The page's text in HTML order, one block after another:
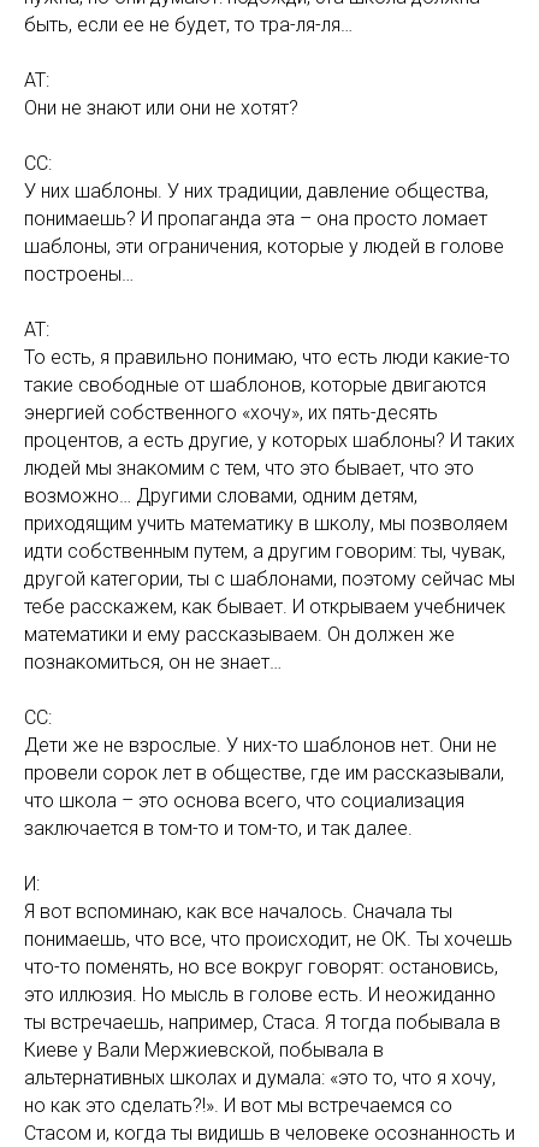
быть, если ее не будет, то тра-ля-ля…
АТ:
Они не знают или они не хотят?
СС:
У них шаблоны. У них традиции, давление общества,
понимаешь? И пропаганда эта – она просто ломает
шаблоны, эти ограничения, которые у людей в голове
построены…
АТ:
То есть, я правильно понимаю, что есть люди какие-то
такие свободные от шаблонов, которые двигаются
энергией собственного «хочу», их пять-десять
процентов, а есть другие, у которых шаблоны? И таких
людей мы знакомим с тем, что это бывает, что это
возможно… Другими словами, одним детям,
приходящим учить математику в школу, мы позволяем
идти собственным путем, а другим говорим: ты, чувак,
другой категории, ты с шаблонами, поэтому сейчас мы
тебе расскажем, как бывает. И открываем учебничек
математики и ему рассказываем. Он должен же
познакомиться, он не знает…
СС:
Дети же не взрослые. У них-то шаблонов нет. Они не
провели сорок лет в обществе, где им рассказывали,
что школа – это основа всего, что социализация
заключается в том-то и том-то, и так далее.
И:
Я вот вспоминаю, как все началось. Сначала ты
понимаешь, что все, что происходит, не ОК. Ты хочешь
что-то поменять, но все вокруг говорят: остановись,
это иллюзия. Но мысль в голове есть. И неожиданно
ты встречаешь, например, Стаса. Я тогда побывала в
Киеве у Вали Мержиевской, побывала в
альтернативных школах и думала: «это то, что я хочу,
но как это сделать?!». И вот мы встречаемся со
Стасом и, когда ты видишь в человеке осознанность и